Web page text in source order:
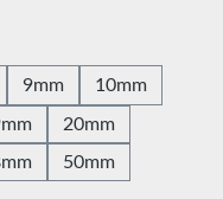
9mm 10mm
20mm
50mm